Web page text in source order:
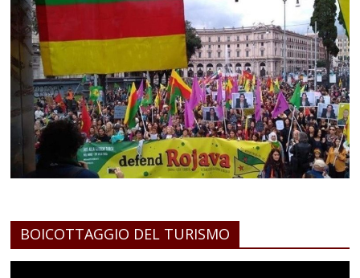
BOICOTTAGGIO DEL TURISMO